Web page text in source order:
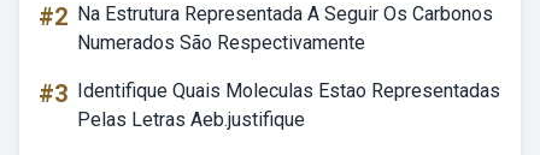
#2 Na Estrutura Representada A Seguir Os Carbonos
Numerados São Respectivamente
#3 Identifique Quais Moleculas Estao Representadas
Pelas Letras Aeb.justifique